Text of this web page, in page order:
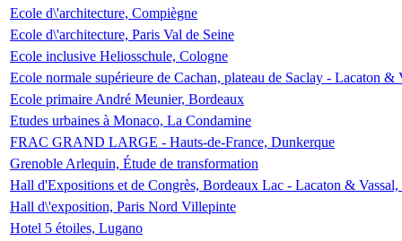
Ecole d\'architecture, Compiègne
Ecole d\'architecture, Paris Val de Seine
Ecole inclusive Heliosschule, Cologne
Ecole normale supérieure de Cachan, plateau de Saclay - Lacaton &
Ecole primaire André Meunier, Bordeaux
Etudes urbaines à Monaco, La Condamine
FRAC GRAND LARGE - Hauts-de-France, Dunkerque
Grenoble Arlequin, Étude de transformation
Hall d'Expositions et de Congrès, Bordeaux Lac - Lacaton &
Hall d\'exposition, Paris Nord Villepinte
Hotel 5 étoiles, Lugano